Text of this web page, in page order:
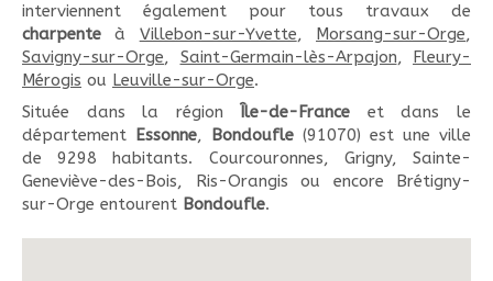
interviennent également pour tous travaux de
charpente à Villebon-sur-Yvette, Morsang-sur-Orge,
Savigny-sur-Orge, Saint-Germain-lès-Arpajon, Fleury-
Mérogis ou Leuville-sur-Orge.
Située dans la régionÎle-de-France et dans le
département Essonne, Bondoufle (91070) est une ville
de 9298 habitants. Courcouronnes, Grigny, Sainte-
Geneviève-des-Bois, Ris-Orangis ou encore Brétigny-
sur-Orge entourent Bondoufle.